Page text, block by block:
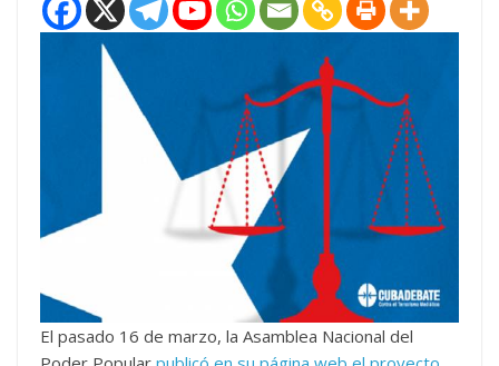
El pasado 16 de marzo, la Asamblea Nacional del